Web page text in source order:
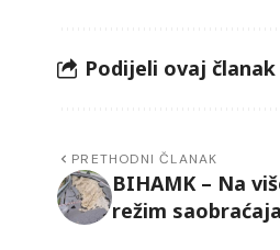
Podijeli ovaj članak
PRETHODNI ČLANAK
BIHAMK – Na
režim